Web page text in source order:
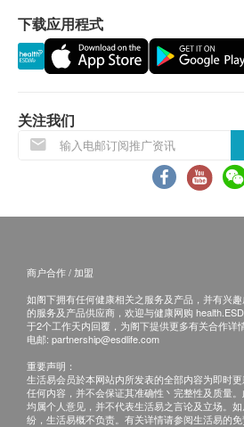
$2000 百佳电子礼券
$2000 丰泽电子礼券
氯化物
肌酸酐
甲状腺素
血小板数目
白血球
血色素
红细胞平均血红素
红细胞平均体积
红细胞分布比较
HK$5,200.0
查询，须向提供服务之体检中
下载应用程式
关注我们
商户合作 / 加盟
如阁下拥有任何健康相关之服务及产品，并有兴
的服务及产品供应商，欢迎与健康网购
于2个工作天内回覆，为阁下提供更多有关合作详情
电邮: partnership@esdlife.com
重要声明：
生活易会员於本网站内所发表的全部内容为即时
任何内容，并不会保证其准确性丶完整性及质量
均属个人意见，并不代表生活易之言论及立场。
纷，生活易概不负责。有关详情请参阅生活易的免